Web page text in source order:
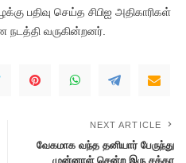
பதிவு செய்த சிபிஐ அதிகாரிகள்
வருகின்றனர்.
NEXT ARTICLE
வேகமாக வந்த தனியார் பேருந்து
முன்னாள் சென்ற இரு சக்கர